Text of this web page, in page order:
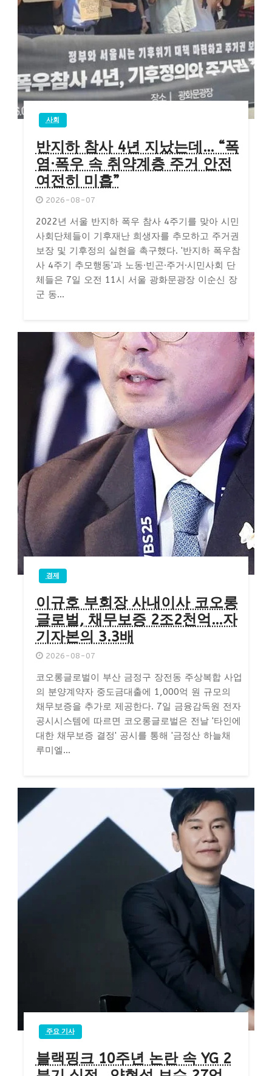
사회
반지하 참사 4년 지났는데… “폭
염·폭우 속 취약계층 주거 안전
여전히 미흡”
2026-08-07
2022년 서울 반지하 폭우 참사 4주기를 맞아 시민
사회단체들이 기후재난 희생자를 추모하고 주거권
보장 및 기후정의 실현을 촉구했다. '반지하 폭우참
사 4주기 추모행동'과 노동·빈곤·주거·시민사회 단
체들은 7일 오전 11시 서울 광화문광장 이순신 장
군 동...
경제
이규호 부회장 사내이사 코오롱
글로벌, 채무보증 2조2천억…자
기자본의 3.3배
2026-08-07
코오롱글로벌이 부산 금정구 장전동 주상복합 사업
의 분양계약자 중도금대출에 1,000억 원 규모의
채무보증을 추가로 제공한다. 7일 금융감독원 전자
공시시스템에 따르면 코오롱글로벌은 전날 '타인에
대한 채무보증 결정' 공시를 통해 '금정산 하늘채
루미엘...
주요 기사
블랙핑크 10주년 논란 속 YG 2